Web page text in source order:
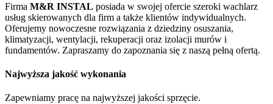
Firma M&R INSTAL posiada w swojej ofercie szeroki wachlarz
usług skierowanych dla firm a także klientów indywidualnych.
Oferujemy nowoczesne rozwiązania z dziedziny osuszania,
klimatyzacji, wentylacji, rekuperacji oraz izolacji murów i
fundamentów. Zapraszamy do zapoznania się z naszą pełną ofertą.
Najwyższa jakość wykonania
Zapewniamy pracę na najwyższej jakości sprzęcie.